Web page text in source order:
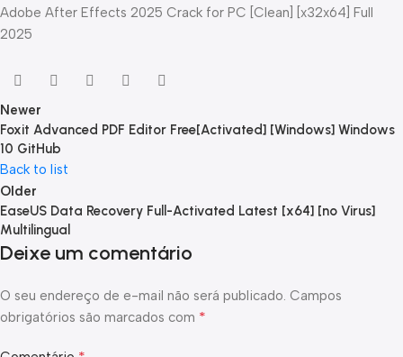
Adobe After Effects 2025 Crack for PC [Clean] [x32x64] Full
2025
Newer
Foxit Advanced PDF Editor Free[Activated] [Windows] Windows
10 GitHub
Back to list
Older
EaseUS Data Recovery Full-Activated Latest [x64] [no Virus]
Multilingual
Deixe um comentário
O seu endereço de e-mail não será publicado. Campos
obrigatórios são marcados com *